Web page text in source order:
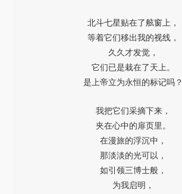
北斗七星贴在了舷窗上，
等着它们移出我的视线，
久久才发觉，
它们已是栽在了天上。
是上帝立为永恒的标记吗？
我把它们采摘下来，
夹在心中的扉页里。
在漫旅的浮沉中，
那淡淡的光可以，
如引领三博士般，
为我启明，